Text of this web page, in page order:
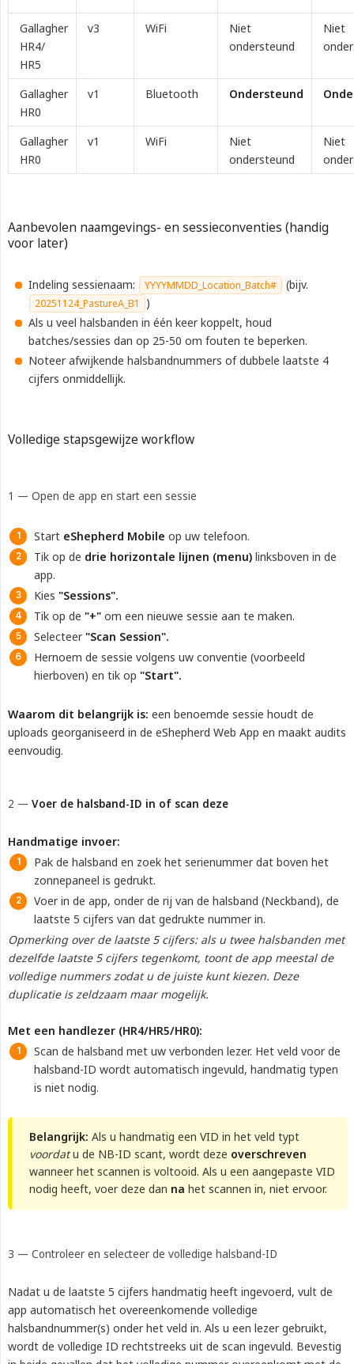
Gallagher
HR4/
HR5
v3 WiFi
Niet
ondersteund
Niet
Gallagher
HR0
v1 Bluetooth Ondersteund
Gallagher
HR0
v1 WiFi
Niet
ondersteund
Niet
Aanbevolen naamgevings- en sessieconventies (handig
voor later)
Indeling sessienaam: YYYYMMDD_Location_Batch# (bijv.
20251124_PastureA_B1
)
Als u veel halsbanden in één keer koppelt, houd
batches/sessies dan op 25-50 om fouten te beperken.
Noteer afwijkende halsbandnummers of dubbele laatste 4
cijfers onmiddellijk.
Volledige stapsgewijze workflow
1 — Open de app en start een sessie
Start eShepherd Mobile op uw telefoon.
Tik op de drie horizontale lijnen (menu) linksboven in de
app.
Kies "Sessions".
Tik op de "+" om een nieuwe sessie aan te maken.
Selecteer "Scan Session".
Hernoem de sessie volgens uw conventie (voorbeeld
hierboven) en tik op "Start".
Waarom dit belangrijk is: een benoemde sessie houdt de
uploads georganiseerd in de eShepherd Web App en maakt audits
eenvoudig.
2 — Voer de halsband-ID in of scan deze
Handmatige invoer:
Pak de halsband en zoek het serienummer dat boven het
zonnepaneel is gedrukt.
Voer in de app, onder de rij van de halsband (Neckband), de
laatste 5 cijfers van dat gedrukte nummer in.
Opmerking over de laatste 5 cijfers: als u twee halsbanden met
dezelfde laatste 5 cijfers tegenkomt, toont de app meestal de
volledige nummers zodat u de juiste kunt kiezen. Deze
duplicatie is zeldzaam maar mogelijk.
Met een handlezer (HR4/HR5/HR0):
Scan de halsband met uw verbonden lezer. Het veld voor de
halsband-ID wordt automatisch ingevuld, handmatig typen
is niet nodig.
Belangrijk: Als u handmatig een VID in het veld typt
voordatu de NB-ID scant, wordt deze overschreven
wanneer het scannen is voltooid. Als u een aangepaste VID
nodig heeft, voer deze dan na het scannen in, niet ervoor.
3 — Controleer en selecteer de volledige halsband-ID
Nadat u de laatste 5 cijfers handmatig heeft ingevoerd, vult de
app automatisch het overeenkomende volledige
halsbandnummer(s) onder het veld in. Als u een lezer gebruikt,
wordt de volledige ID rechtstreeks uit de scan ingevuld. Bevestig